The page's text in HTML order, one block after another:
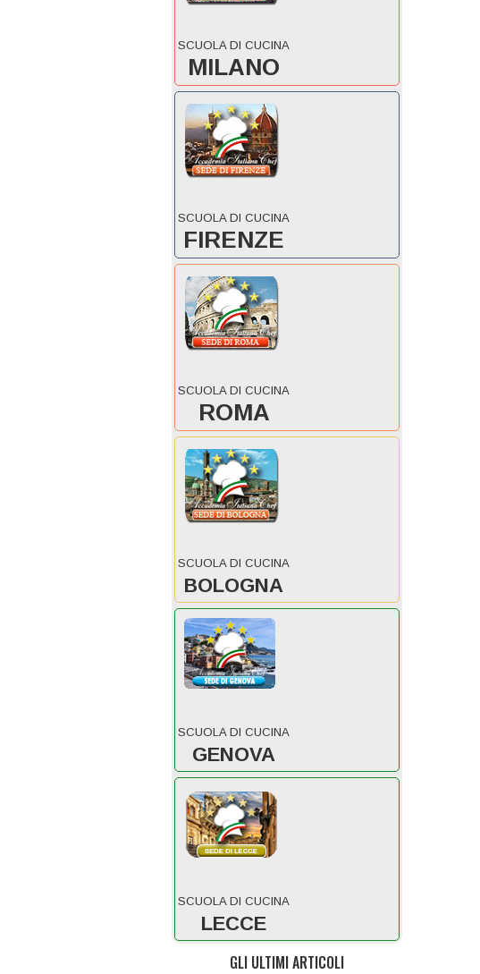
SCUOLA DI CUCINA
MILANO
SCUOLA DI CUCINA
FIRENZE
SCUOLA DI CUCINA
ROMA
SCUOLA DI CUCINA
BOLOGNA
SCUOLA DI CUCINA
GENOVA
SCUOLA DI CUCINA
LECCE
GLI ULTIMI ARTICOLI